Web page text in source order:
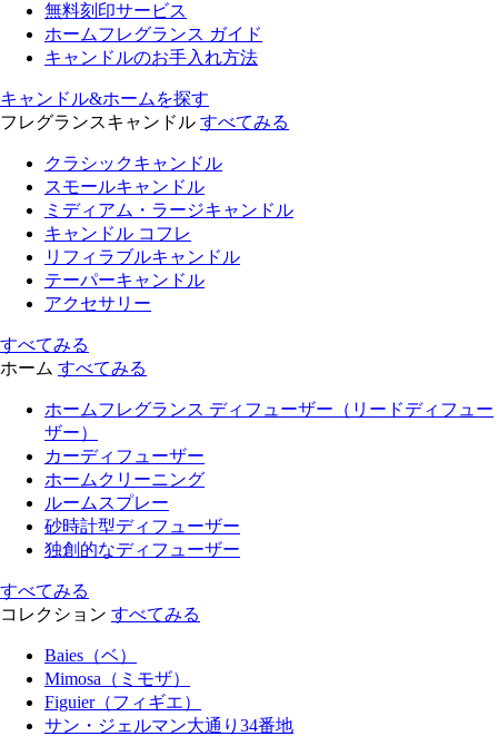
無料刻印サービス
ホームフレグランス ガイド
キャンドルのお手入れ方法
キャンドル&ホームを探す
フレグランスキャンドル すべてみる
クラシックキャンドル
スモールキャンドル
ミディアム・ラージキャンドル
キャンドル コフレ
リフィラブルキャンドル
テーパーキャンドル
アクセサリー
すべてみる
ホーム すべてみる
ホームフレグランス ディフューザー（リードディフュー
ザー）
カーディフューザー
ホームクリーニング
ルームスプレー
砂時計型ディフューザー
独創的なディフューザー
すべてみる
コレクション すべてみる
Baies（ベ）
Mimosa（ミモザ）
Figuier（フィギエ）
サン・ジェルマン大通り34番地